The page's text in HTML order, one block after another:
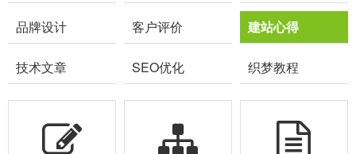
品牌设计 客户评价 建站心得
技术文章 SEO优化 织梦教程